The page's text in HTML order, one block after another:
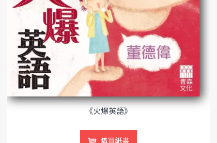
《火爆英語》
購買紙書